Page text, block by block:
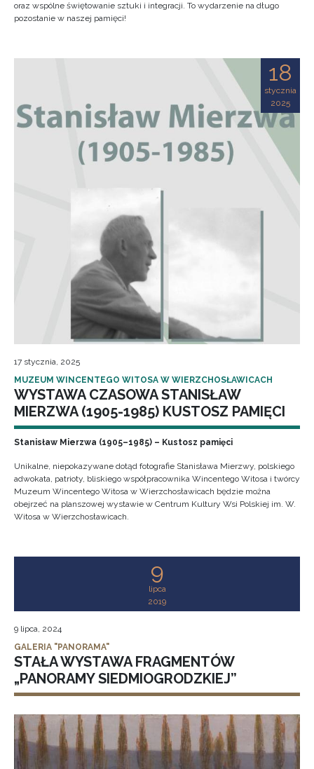
oraz wspólne świętowanie sztuki i integracji. To wydarzenie na długo
pozostanie w naszej pamięci!
18
stycznia
2025
17 stycznia, 2025
MUZEUM WINCENTEGO WITOSA W WIERZCHOSŁAWICACH
WYSTAWA CZASOWA STANISŁAW
MIERZWA (1905-1985) KUSTOSZ PAMIĘCI
Stanisław Mierzwa (1905–1985) – Kustosz pamięci
Unikalne, niepokazywane dotąd fotografie Stanisława Mierzwy, polskiego
adwokata, patrioty, bliskiego współpracownika Wincentego Witosa i twórcy
Muzeum Wincentego Witosa w Wierzchosławicach będzie można
obejrzeć na planszowej wystawie w Centrum Kultury Wsi Polskiej im. W.
Witosa w Wierzchosławicach.
9
lipca
2019
9 lipca, 2024
GALERIA "PANORAMA"
STAŁA WYSTAWA FRAGMENTÓW
„PANORAMY SIEDMIOGRODZKIEJ”